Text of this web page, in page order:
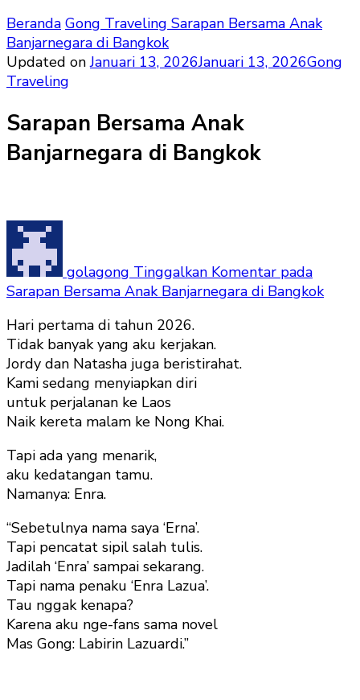
Beranda Gong Traveling Sarapan Bersama Anak
Banjarnegara di Bangkok
Updated onJanuari 13, 2026Januari 13, 2026Gong
Traveling
Sarapan Bersama Anak
Banjarnegara di Bangkok
golagong Tinggalkan Komentar pada
Sarapan Bersama Anak Banjarnegara di Bangkok
Hari pertama di tahun 2026.
Tidak banyak yang aku kerjakan.
Jordy dan Natasha juga beristirahat.
Kami sedang menyiapkan diri
untuk perjalanan ke Laos
Naik kereta malam ke Nong Khai.
Tapi ada yang menarik,
aku kedatangan tamu.
Namanya: Enra.
“Sebetulnya nama saya ‘Erna’.
Tapi pencatat sipil salah tulis.
Jadilah ‘Enra’ sampai sekarang.
Tapi nama penaku ‘Enra Lazua’.
Tau nggak kenapa?
Karena aku nge-fans sama novel
Mas Gong: Labirin Lazuardi.”